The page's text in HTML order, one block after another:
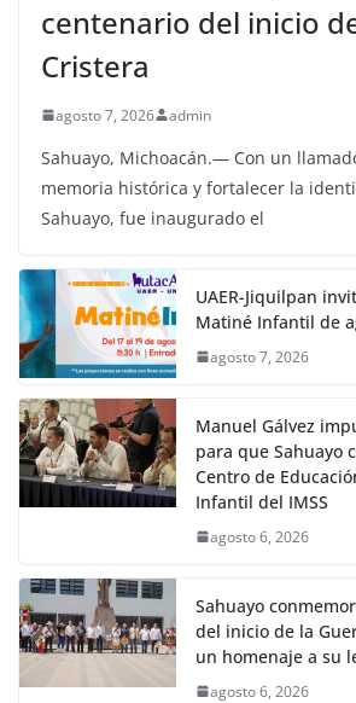
centenario del inicio
Cristera
agosto 7, 2026 admin
Sahuayo, Michoacán.— Con un
memoria histórica y fortalecer la
Sahuayo, fue inaugurado el
UAER-Jiquilpan
Matiné Infantil de
agosto 7, 2026
Manuel Gálvez
para que Sahuayo
Centro de
Infantil del IMSS
agosto 6, 2026
Sahuayo
del inicio de la
un homenaje a su
agosto 6, 2026